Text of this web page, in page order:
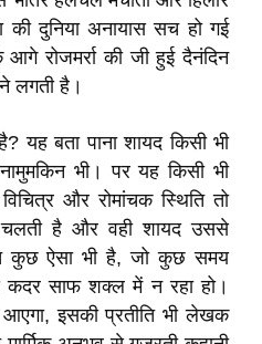
की दुनिया अनायास सच हो गई
रोजमर्रा की जी हुई दैनंदिन
लगती है।
यह बता पाना शायद किसी भी
भी। पर यह किसी भी
और रोमांचक स्थिति तो
है और वही शायद उससे
कुछ ऐसा भी है, जो कुछ समय
साफ शक्ल में न रहा हो।
इसकी प्रतीति भी लेखक